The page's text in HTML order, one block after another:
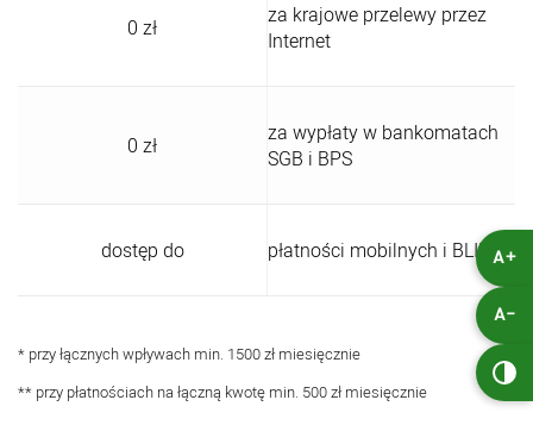
A+
A-
0 zł
za krajowe przelewy przez
Internet
0 zł
za wypłaty w bankomatach
SGB i BPS
dostęp do płatności mobilnych i BLIKA
* przy łącznych wpływach min. 1500 zł miesięcznie
** przy płatnościach na łączną kwotę min. 500 zł miesięcznie